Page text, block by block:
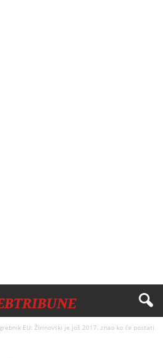
EU: Žirinovski je još 2017. znao ko će postati